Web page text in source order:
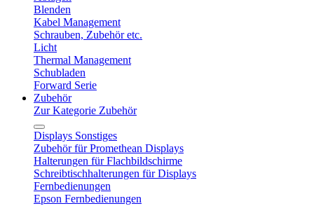
Blenden
Kabel Management
Schrauben, Zubehör etc.
Licht
Thermal Management
Schubladen
Forward Serie
Zubehör
Zur Kategorie Zubehör
Displays Sonstiges
Zubehör für Promethean Displays
Halterungen für Flachbildschirme
Schreibtischhalterungen für Displays
Fernbedienungen
Epson Fernbedienungen